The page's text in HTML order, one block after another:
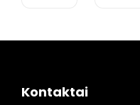
us su
Kontaktai